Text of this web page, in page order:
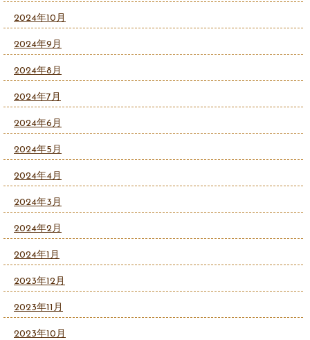
2024年10月
2024年9月
2024年8月
2024年7月
2024年6月
2024年5月
2024年4月
2024年3月
2024年2月
2024年1月
2023年12月
2023年11月
2023年10月